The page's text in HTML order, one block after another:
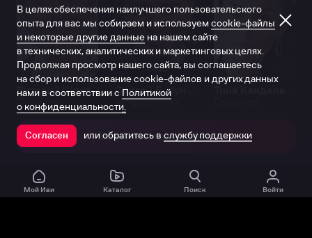
Виталий Шляппо
Продюсер Актёр дубляжа
Открыть в приложении
Мой Иви Каталог Поиск Войти
В целях обеспечения наилучшего пользовательского
опыта для вас мы собираем и используем cookie-файлы
и некоторые другие данные на нашем сайте
в технических, аналитических и маркетинговых целях.
Продолжая просмотр нашего сайта, вы соглашаетесь
на сбор и использование cookie-файлов и других данных
нами в соответствии с Политикой
о конфиденциальности.
Согласен или обратитесь в службу поддержки